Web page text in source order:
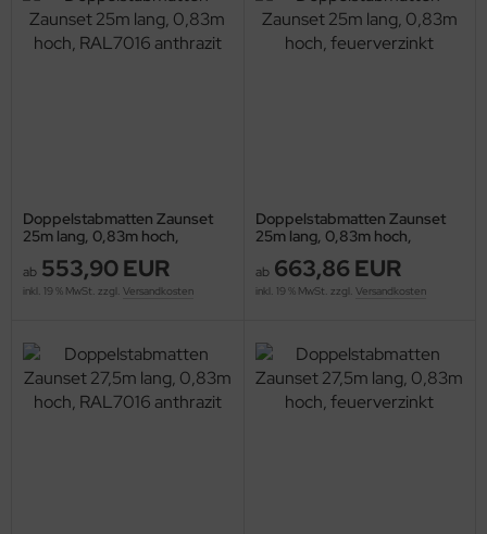
Doppelstabmatten Zaunset
25m lang, 0,83m hoch,
ab 553,90 EUR
inkl. 19 % MwSt. zzgl. Versandkosten
Doppelstabmatten Zaunset
25m lang, 0,83m hoch,
ab 663,86 EUR
inkl. 19 % MwSt. zzgl. Versandkosten